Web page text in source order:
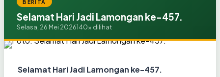
BERITA
Selamat Hari Jadi Lamongan ke-457.
Selasa, 26 Mei 2026140x dilihat
Selamat Hari Jadi Lamongan ke-457.